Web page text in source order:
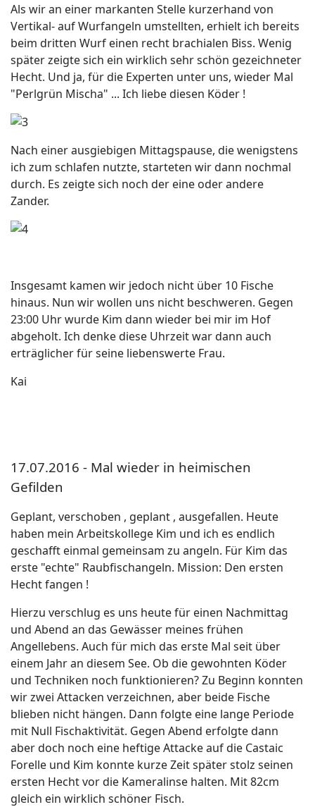
Als wir an einer markanten Stelle kurzerhand von
Vertikal- auf Wurfangeln umstellten, erhielt ich bereits
beim dritten Wurf einen recht brachialen Biss. Wenig
später zeigte sich ein wirklich sehr schön gezeichneter
Hecht. Und ja, für die Experten unter uns, wieder Mal
"Perlgrün Mischa" ... Ich liebe diesen Köder !
Nach einer ausgiebigen Mittagspause, die wenigstens
ich zum schlafen nutzte, starteten wir dann nochmal
durch. Es zeigte sich noch der eine oder andere
Zander.
Insgesamt kamen wir jedoch nicht über 10 Fische
hinaus. Nun wir wollen uns nicht beschweren. Gegen
23:00 Uhr wurde Kim dann wieder bei mir im Hof
abgeholt. Ich denke diese Uhrzeit war dann auch
erträglicher für seine liebenswerte Frau.
Kai
17.07.2016 - Mal wieder in heimischen
Gefilden
Geplant, verschoben , geplant , ausgefallen. Heute
haben mein Arbeitskollege Kim und ich es endlich
geschafft einmal gemeinsam zu angeln. Für Kim das
erste "echte" Raubfischangeln. Mission: Den ersten
Hecht fangen !
Hierzu verschlug es uns heute für einen Nachmittag
und Abend an das Gewässer meines frühen
Angellebens. Auch für mich das erste Mal seit über
einem Jahr an diesem See. Ob die gewohnten Köder
und Techniken noch funktionieren? Zu Beginn konnten
wir zwei Attacken verzeichnen, aber beide Fische
blieben nicht hängen. Dann folgte eine lange Periode
mit Null Fischaktivität. Gegen Abend erfolgte dann
aber doch noch eine heftige Attacke auf die Castaic
Forelle und Kim konnte kurze Zeit später stolz seinen
ersten Hecht vor die Kameralinse halten. Mit 82cm
gleich ein wirklich schöner Fisch.